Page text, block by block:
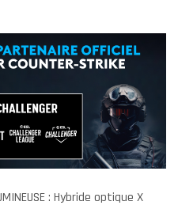
: Hybride optique X